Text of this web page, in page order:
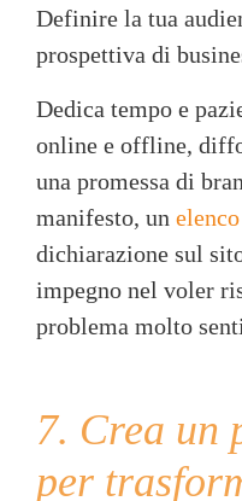
Definire la tua
prospettiva di
Dedica tempo e
online e offline,
una promessa di
manifesto, un
dichiarazione sul
impegno nel voler
problema molto
7. Crea un
per